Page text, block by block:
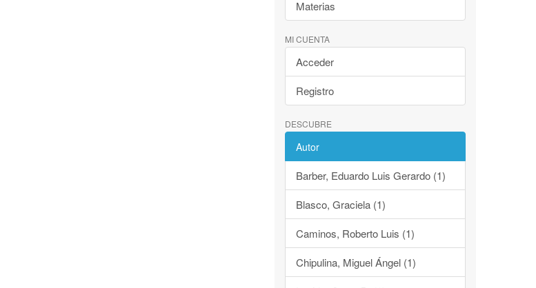
Materias
MI CUENTA
Acceder
Registro
DESCUBRE
Autor
Barber, Eduardo Luis Gerardo (1)
Blasco, Graciela (1)
Caminos, Roberto Luis (1)
Chipulina, Miguel Ángel (1)